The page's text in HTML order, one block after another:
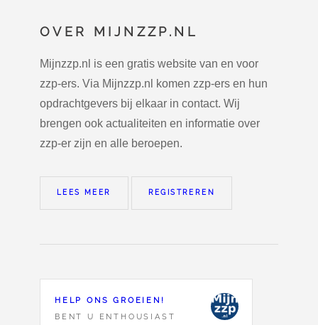
OVER MIJNZZP.NL
Mijnzzp.nl is een gratis website van en voor
zzp-ers. Via Mijnzzp.nl komen zzp-ers en hun
opdrachtgevers bij elkaar in contact. Wij
brengen ook actualiteiten en informatie over
zzp-er zijn en alle beroepen.
LEES MEER REGISTREREN
HELP ONS GROEIEN!
BENT U ENTHOUSIAST